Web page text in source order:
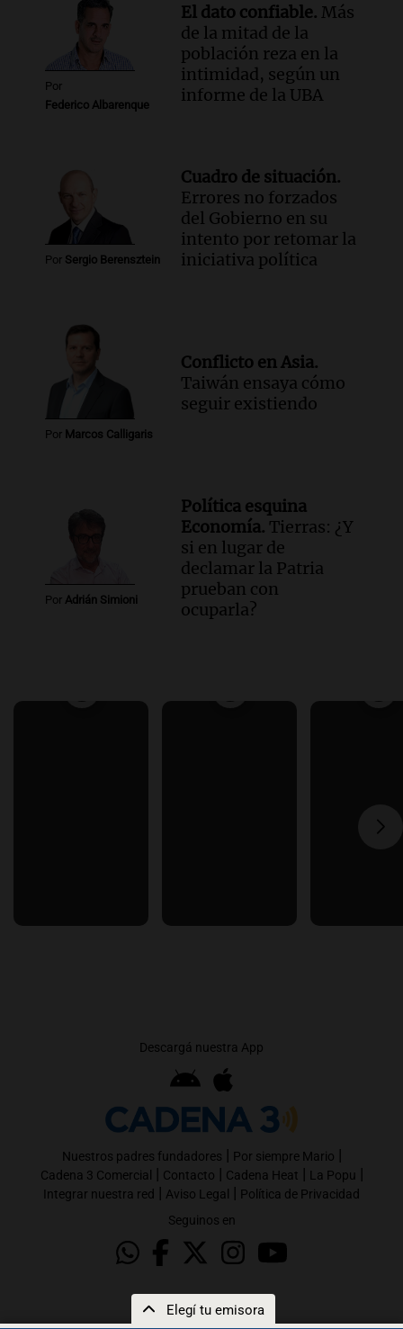
Elegí tu emisora
Por
Federico Albarenque
El dato confiable. Más
de la mitad de la
población reza en la
intimidad, según un
informe de la UBA
Por Sergio Berensztein
Cuadro de situación.
Errores no forzados
del Gobierno en su
intento por retomar la
iniciativa política
Por Marcos Calligaris
Conflicto en Asia.
Taiwán ensaya cómo
seguir existiendo
Por Adrián Simioni
Política esquina
Economía. Tierras: ¿Y
si en lugar de
declamar la Patria
prueban con
ocuparla?
Descargá nuestra App
Nuestros padres fundadores | Por siempre Mario |
Cadena 3 Comercial | Contacto | Cadena Heat | La Popu |
Integrar nuestra red | Aviso Legal | Política de Privacidad
Seguinos en